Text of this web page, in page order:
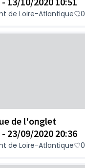
de Loire-Atlantique 0
de l'onglet
23/09/2020 20:36
de Loire-Atlantique 0